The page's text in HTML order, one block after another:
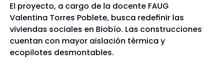
El proyecto, a cargo de la docente FAUG
Valentina Torres Poblete, busca redefinir las
viviendas sociales en Biobío. Las construcciones
cuentan con mayor aislación térmica y
ecopilotes desmontables.